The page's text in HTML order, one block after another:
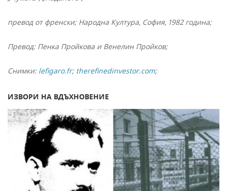
превод от френски; Народна Култура, София, 1982 година;
Превод: Пенка Пройкова и Венелин Пройков;
Снимки: lefigaro.fr; therefinedinvestor.com;
ИЗВОРИ НА ВДЪХНОВЕНИЕ